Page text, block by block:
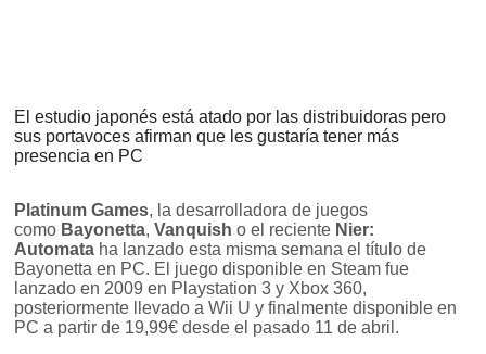
El estudio japonés está atado por las distribuidoras pero
sus portavoces afirman que les gustaría tener más
presencia en PC
Platinum Games, la desarrolladora de juegos
como Bayonetta,Vanquisho el reciente Nier:
Automata ha lanzado esta misma semana el título de
Bayonetta en PC. El juego disponible en Steam fue
lanzado en 2009 en Playstation 3 y Xbox 360,
posteriormente llevado a Wii U y finalmente disponible en
PC a partir de 19,99€ desde el pasado 11 de abril.